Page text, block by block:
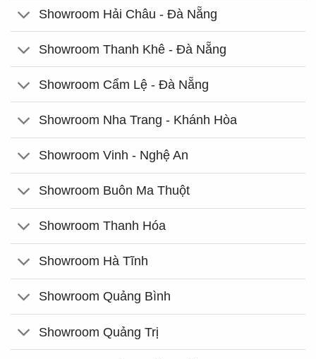
Showroom Hải Châu - Đà Nẵng
Showroom Thanh Khê - Đà Nẵng
Showroom Cẩm Lệ - Đà Nẵng
Showroom Nha Trang - Khánh Hòa
Showroom Vinh - Nghệ An
Showroom Buôn Ma Thuột
Showroom Thanh Hóa
Showroom Hà Tĩnh
Showroom Quảng Bình
Showroom Quảng Trị